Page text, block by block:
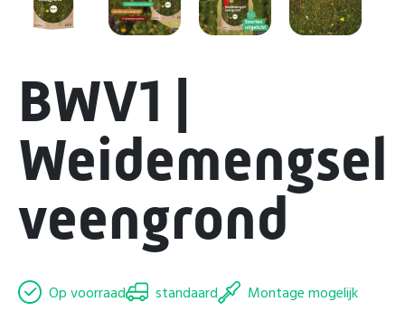
BWV1 |
Weidemengsel
veengrond
Op voorraad standaard Montage mogelijk